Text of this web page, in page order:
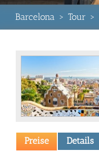
Barcelona > Tour >
Preise Details